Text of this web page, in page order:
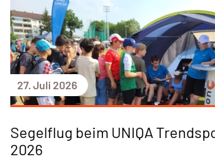
27. Juli 2026
Segelflug beim UNIQA
2026